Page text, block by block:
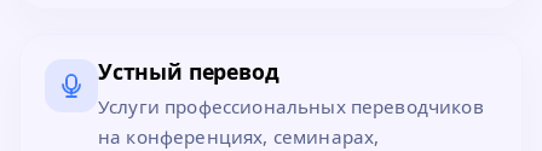
Устный перевод
Услуги профессиональных переводчиков
на конференциях, семинарах,